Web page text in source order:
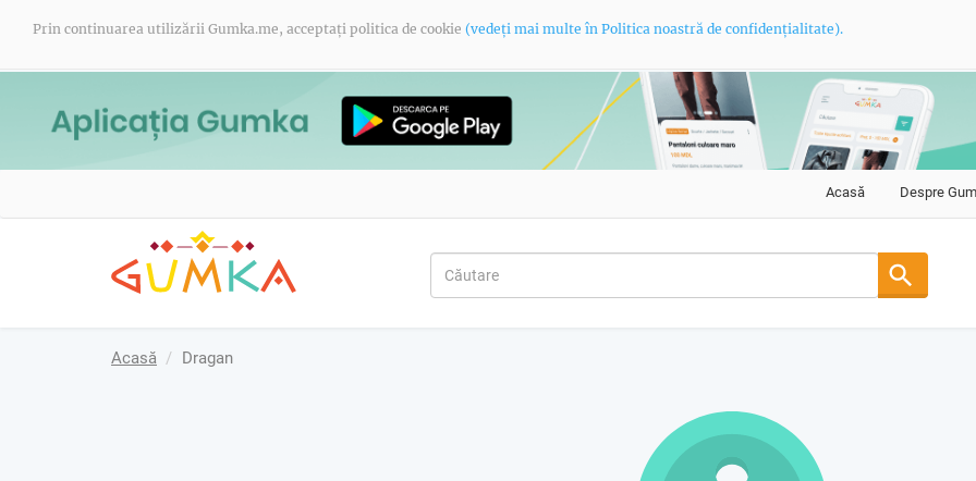
Prin continuarea utilizării Gumka.me, acceptați politica de cookie (vedeți mai multe în Politica noastră de confidențialitate).
Acasă Despre
Acasă Dragan